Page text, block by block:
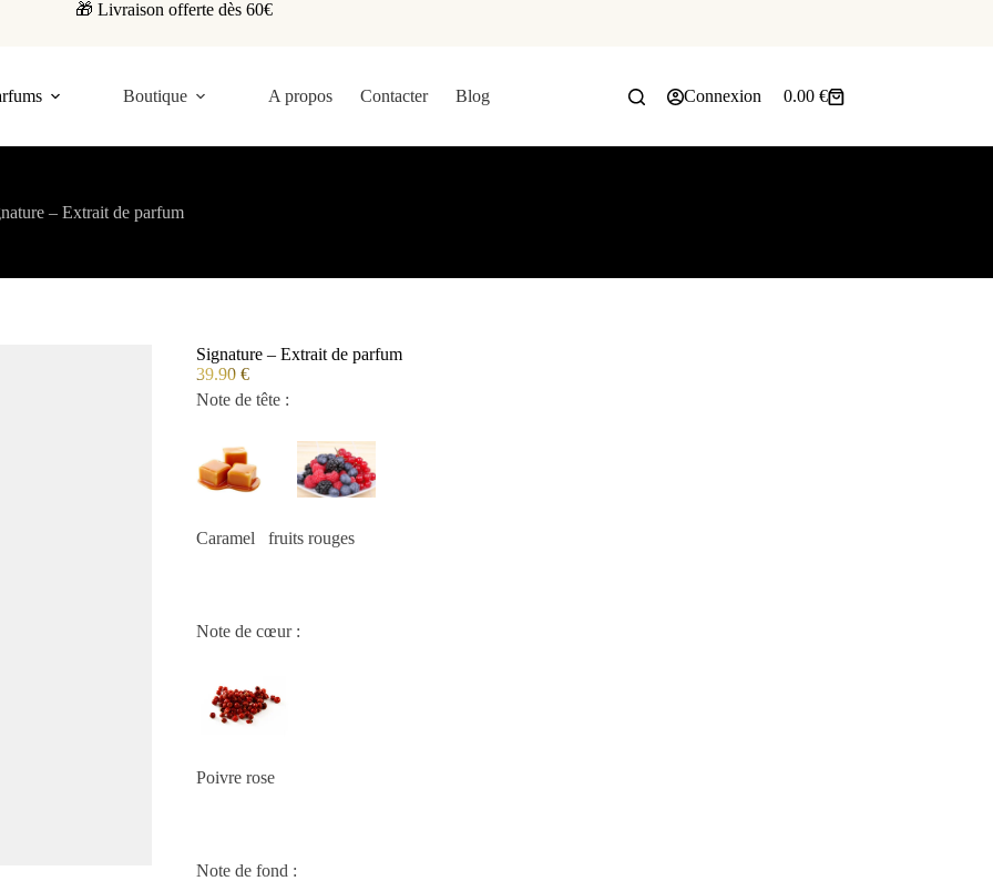
🎁 Livraison offerte dès 60€
Boutique A propos Contacter Blog Connexion 0.00 €
– Extrait de parfum
Signature – Extrait de parfum
39.90 €
Note de tête :
Caramel fruits rouges
Note de cœur :
Poivre rose
Note de fond :